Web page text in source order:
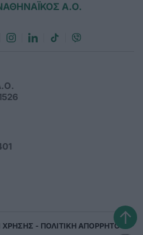
Α.Ο.
ΧΡΗΣΗΣ - ΠΟΛΙΤΙΚΗ ΑΠΟΡΡΗΤΟΥ↑